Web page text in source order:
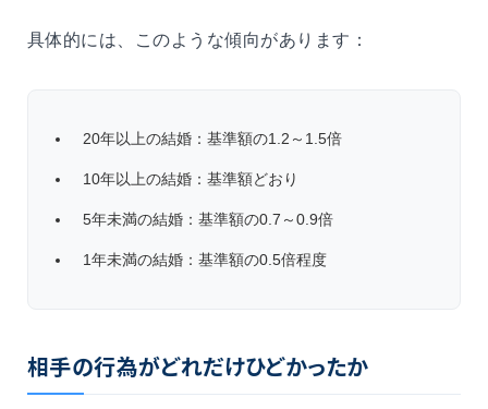
具体的には、このような傾向があります：
20年以上の結婚：基準額の1.2～1.5倍
10年以上の結婚：基準額どおり
5年未満の結婚：基準額の0.7～0.9倍
1年未満の結婚：基準額の0.5倍程度
相手の行為がどれだけひどかったか